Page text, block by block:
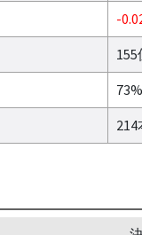
-
155
73%
214